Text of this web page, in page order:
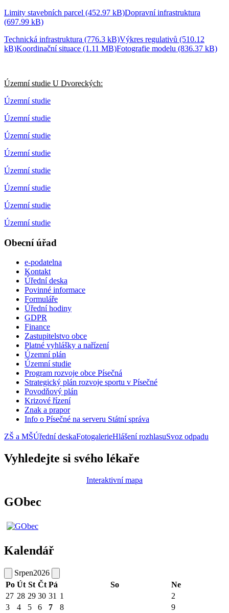
Limity stavebních parcel (452.97 kB)Dopravní infrastruktura
(697.99 kB)
Technická infrastruktura (776.3 kB)Výkres regulativů (510.12
kB)Koordinační situace (1.11 MB)Fotografie modelu (836.37 kB)
Územní studie U Dvoreckých:
Územní studie
Územní studie
Územní studie
Územní studie
Územní studie
Územní studie
Územní studie
Územní studie
Obecní úřad
e-podatelna
Kontakt
Úřední deska
Povinné informace
Formuláře
Úřední hodiny
GDPR
Finance
Zastupitelstvo obce
Platné vyhlášky a nařízení
Územní plán
Územní studie
Program rozvoje obce Písečná
Strategický plán rozvoje sportu v Písečné
Povodňový plán
Krizové řízení
Znak a prapor
Info o Písečné na serveru Státní správa
ZŠ a MŠÚřední deskaFotogalerieHlášení rozhlasuSvoz odpadu
Vyhledejte si svého lékaře
Interaktivní mapa
GObec
Kalendář
Srpen2026
Po Út St Čt Pá So
Ne
27 28 29 30 31 1
2
3
4 5 6 7 8 9